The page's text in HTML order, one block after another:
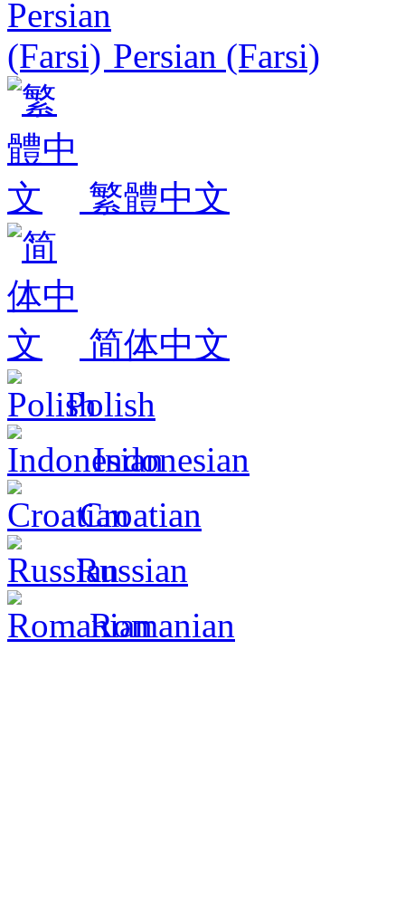
Persian (Farsi)
繁體中文
简体中文
Polish
Indonesian
Croatian
Russian
Romanian